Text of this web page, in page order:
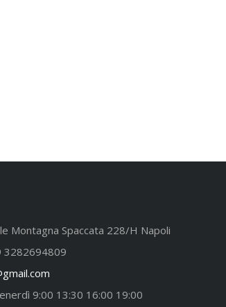
Montagna Spaccata 228/H Napoli
3282694809
9:00 13:30 16:00 19:00